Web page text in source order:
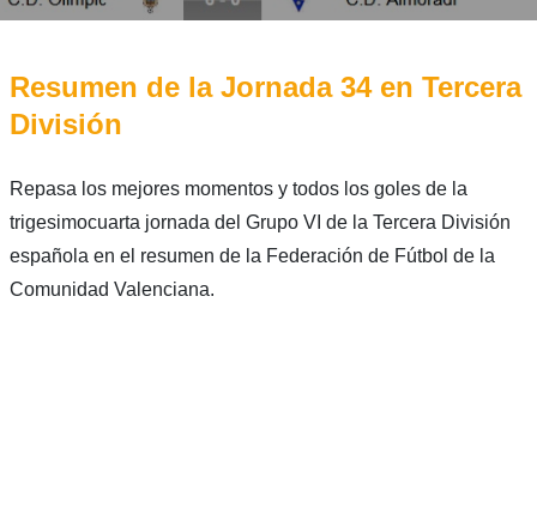
Resumen de la Jornada 34 en Tercera
División
Repasa los mejores momentos y todos los goles de la
trigesimocuarta jornada del Grupo VI de la Tercera División
española en el resumen de la Federación de Fútbol de la
Comunidad Valenciana.